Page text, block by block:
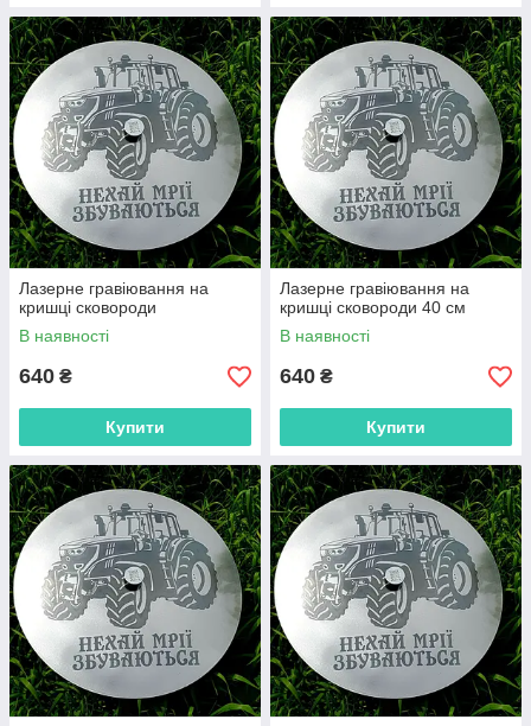
Лазерне гравіювання на
кришці сковороди
В наявності
640 ₴
Купити
Лазерне гравіювання на
кришці сковороди 40 см
В наявності
640 ₴
Купити